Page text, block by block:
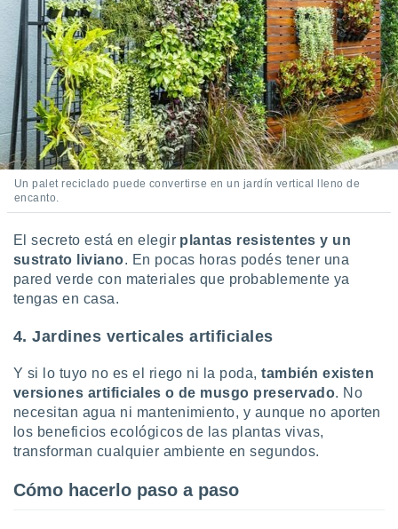
Un palet reciclado puede convertirse en un jardín vertical lleno de
encanto.
El secreto está en elegir plantas resistentes y un
sustrato liviano. En pocas horas podés tener una
pared verde con materiales que probablemente ya
tengas en casa.
4. Jardines verticales artificiales
Y si lo tuyo no es el riego ni la poda, también existen
versiones artificiales o de musgo preservado. No
necesitan agua ni mantenimiento, y aunque no aporten
los beneficios ecológicos de las plantas vivas,
transforman cualquier ambiente en segundos.
Cómo hacerlo paso a paso